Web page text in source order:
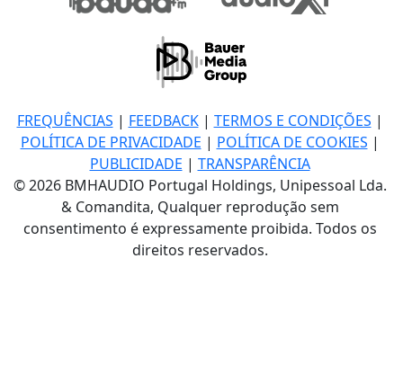
FREQUÊNCIAS | FEEDBACK| TERMOS E CONDIÇÕES |
POLÍTICA DE PRIVACIDADE | POLÍTICA DE COOKIES |
PUBLICIDADE | TRANSPARÊNCIA
© 2026 BMHAUDIO Portugal Holdings, Unipessoal Lda.
& Comandita, Qualquer reprodução sem
consentimento é expressamente proibida. Todos os
direitos reservados.